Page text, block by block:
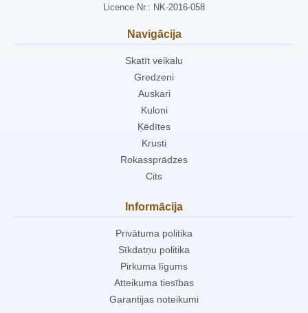
Licence Nr.: NK-2016-058
Navigācija
Skatīt veikalu
Gredzeni
Auskari
Kuloni
Ķēdītes
Krusti
Rokassprādzes
Cits
Informācija
Privātuma politika
Sīkdatņu politika
Pirkuma līgums
Atteikuma tiesības
Garantijas noteikumi